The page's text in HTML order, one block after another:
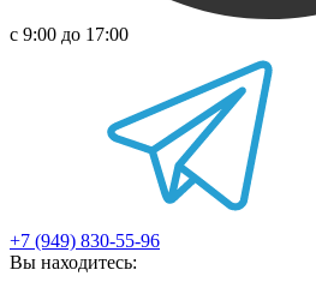
с 9:00 до 17:00
+7 (949) 830-55-96
Вы находитесь: